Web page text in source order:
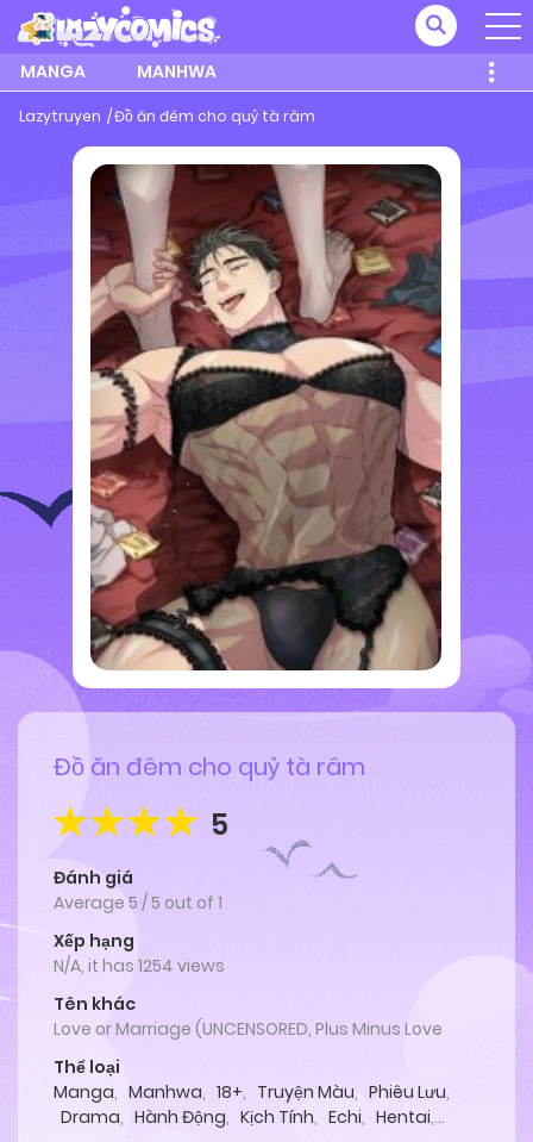
MANGA MANHWA
Lazytruyen Đồ ăn đêm cho quỷ tà râm
Đồ ăn đêm cho quỷ tà râm
5
Đánh giá
Average 5 /5 out of 1
Xếp hạng
N/A, it has 1254 views
Tên khác
Love or Marriage (UNCENSORED, Plus Minus Love
Thể loại
Manga, Manhwa, 18+, Truyện Màu, Phiêu Lưu,
Drama, Hành Động, Kịch Tính, Echi, Hentai,